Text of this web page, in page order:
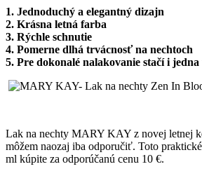
1. Jednoduchý a elegantný dizajn
2. Krásna letná farba
3. Rýchle schnutie
4. Pomerne dlhá trvácnosť na nechtoch
5. Pre dokonalé nalakovanie stačí i
Lak na nechty MARY KAY z novej letnej
môžem naozaj iba odporučiť. Toto
ml kúpite za odporúčanú cenu 10 €.